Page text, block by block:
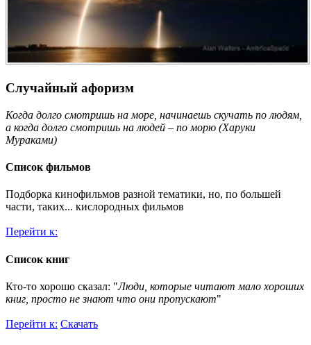
Случайный афоризм
Когда долго смотришь на море, начинаешь скучать по людям,
а когда долго смотришь на людей – по морю (Харуки
Мураками)
Список фильмов
Подборка кинофильмов разной тематики, но, по большей
части, таких... кислородных фильмов
Перейти к:
Список книг
Кто-то хорошо сказал: "Люди, которые читают мало хороших
книг, просто не знают что они пропускают"
Перейти к: Скачать